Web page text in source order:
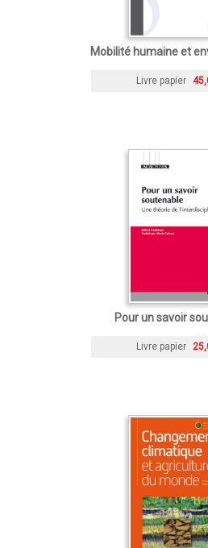
Mobilité humaine et
Livre papier
Pour un savoir
Livre papier